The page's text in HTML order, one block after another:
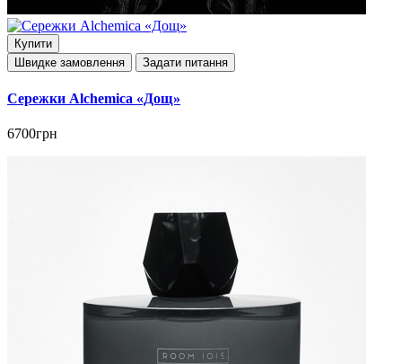
Купити
Швидке замовлення
Задати питання
Сережки Alchemica «Дощ»
6700грн